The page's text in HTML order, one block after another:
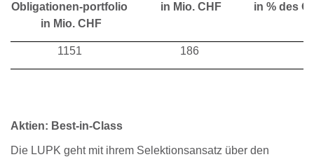
Obligationen-portfolio
in Mio. CHF
in Mio. CHF
in % des
1151 186
Aktien: Best-in-Class
Die LUPK geht mit ihrem Selektionsansatz über den